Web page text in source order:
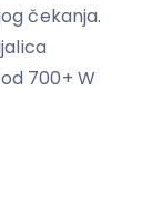
čekanja.
700+ W